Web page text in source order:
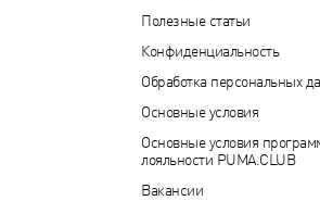
Полезные статьи
Конфиденциальность
Обработка персональных
Основные условия
Основные условия
лояльности PUMA.CLUB
Вакансии